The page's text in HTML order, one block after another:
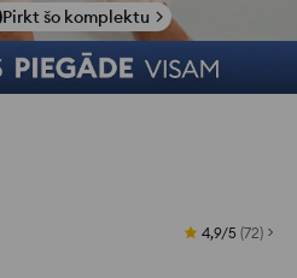
Pirkt šo komplektu
4,9/5 (72)